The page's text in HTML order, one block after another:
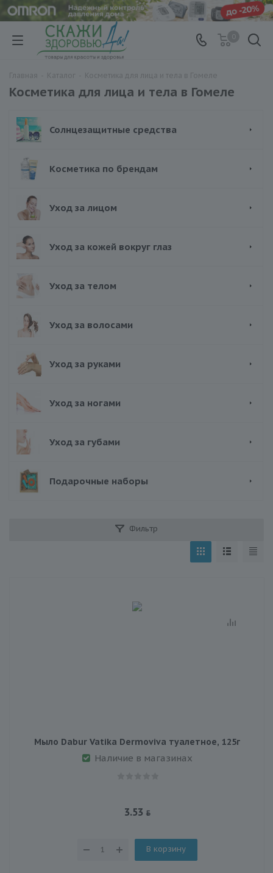
Косметика для лица и тела в Гомеле
Солнцезащитные средства
Косметика по брендам
Уход за лицом
Уход за кожей вокруг глаз
Уход за телом
Уход за волосами
Уход за руками
Уход за ногами
Уход за губами
Подарочные наборы
Фильтр
Мыло Dabur Vatika Dermoviva туалетное, 125г
Наличие в магазинах
3.53
В корзину